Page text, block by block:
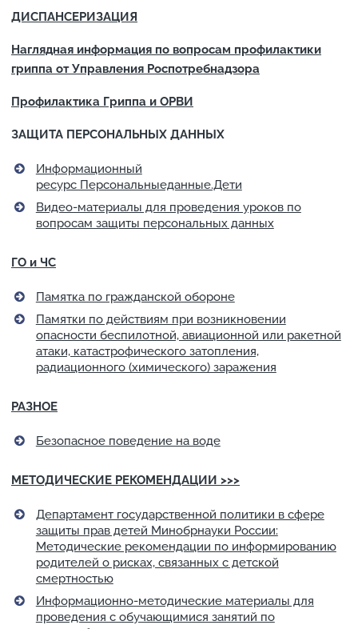
ДИСПАНСЕРИЗАЦИЯ
Наглядная информация по вопросам профилактики
гриппа от Управления Роспотребнадзора
Профилактика Гриппа и ОРВИ
ЗАЩИТА ПЕРСОНАЛЬНЫХ ДАННЫХ
Информационный
ресурс Персональныеданные.Дети
Видео-материалы для проведения уроков по
вопросам защиты персональных данных
ГО и ЧС
Памятка по гражданской обороне
Памятки по действиям при возникновении
опасности беспилотной, авиационной или ракетной
атаки, катастрофического затопления,
радиационного (химического) заражения
РАЗНОЕ
Безопасное поведение на воде
МЕТОДИЧЕСКИЕ РЕКОМЕНДАЦИИ >>>
Департамент государственной политики в сфере
защиты прав детей Минобрнауки России:
Методические рекомендации по информированию
родителей о рисках, связанных с детской
смертностью
Информационно-методические материалы для
проведения с обучающимися занятий по